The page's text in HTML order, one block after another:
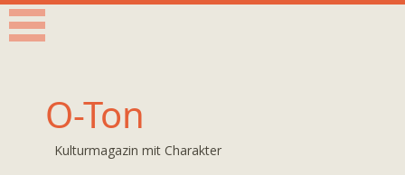
O-Ton
Kulturmagazin mit Charakter